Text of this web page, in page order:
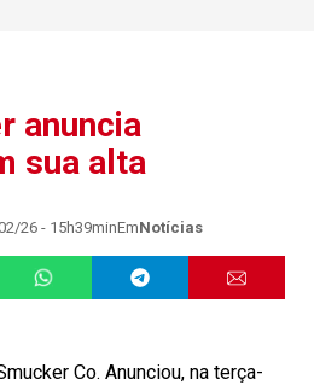
anuncia
sua alta
26 - 15h39minEmNotícias
Co. Anunciou, na terça-